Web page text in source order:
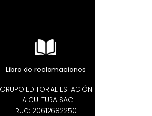
Libro de reclamaciones
GRUPO EDITORIAL ESTACIÓN
LA CULTURA SAC
RUC: 20612682250